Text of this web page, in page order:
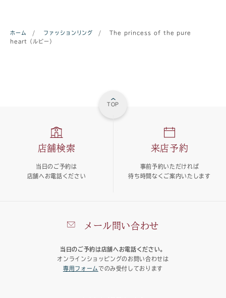
ホーム / ファッションリング /
The princess of the pure
heart（ルビー）
TOP
メール問い合わせ
当日のご予約は店舗へお電話ください。
オンラインショッピングのお問い合わせは
専用フォーム でのみ受付しております
店舗検索
当日のご予約は
店舗へお電話ください
来店予約
事前予約いただければ
待ち時間なくご案内いたします